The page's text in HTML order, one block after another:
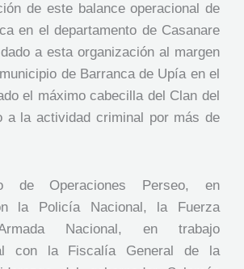
de este balance operacional de
en el departamento de Casanare
a esta organización al margen
de Barranca de Upía en el
el máximo cabecilla del Clan del
a la actividad criminal por más de
de Operaciones Perseo, en
la Policía Nacional, la Fuerza
Nacional, en trabajo
con la Fiscalía General de la